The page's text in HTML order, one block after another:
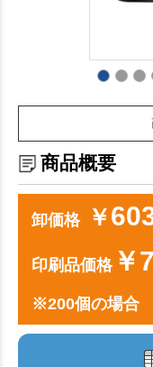
商品概要
卸価格 ￥
印刷品価格￥
※200個の場合